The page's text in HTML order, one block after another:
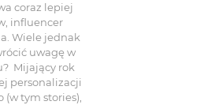
coraz lepiej
influencer
Wiele jednak
uwagę w
Mijający rok
personalizacji
tym stories),